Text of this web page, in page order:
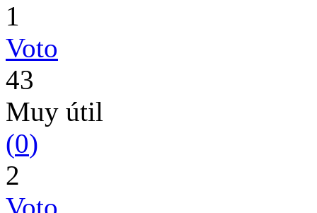
1
Voto
43
Muy útil
(0)
2